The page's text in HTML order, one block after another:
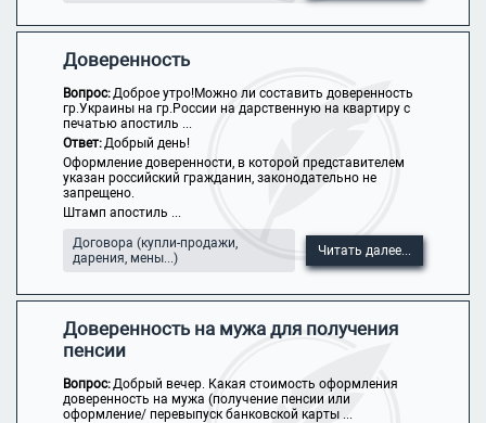
Доверенность
Вопрос:Доброе утро!Можно ли составить доверенность
гр.Украины на гр.России на дарственную на квартиру с
печатью апостиль ...
Ответ:Добрый день!
Оформление доверенности, в которой представителем
указан российский гражданин, законодательно не
запрещено.
Штамп апостиль ...
Договора (купли-продажи,
дарения, мены...)
Читать далее...
Доверенность на мужа для получения
пенсии
Вопрос:Добрый вечер. Какая стоимость оформления
доверенность на мужа (получение пенсии или
оформление/ перевыпуск банковской карты ...